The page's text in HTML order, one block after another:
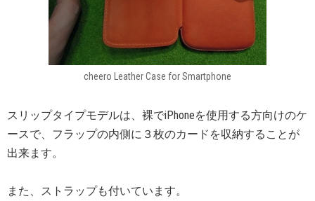
cheero Leather Case for Smartphone
スリップタイプモデルは、裸でiPhoneを使用する方向けのケ
ースで、フラップの内側に３枚のカードを収納することが
出来ます。
また、ストラップも付いています。